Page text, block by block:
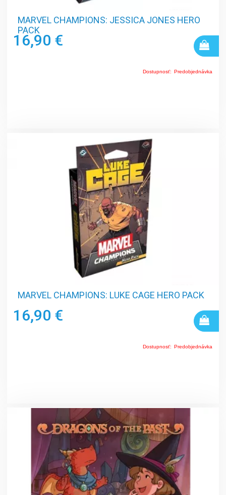
MARVEL CHAMPIONS: JESSICA JONES HERO
PACK
16,90 €
Dostupnosť: Predobjednávka
MARVEL CHAMPIONS: LUKE CAGE HERO PACK
16,90 €
Dostupnosť: Predobjednávka